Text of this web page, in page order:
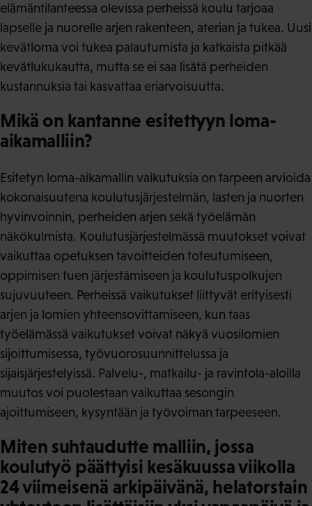
elämäntilanteessa olevissa perheissä koulu tarjoaa
lapselle ja nuorelle arjen rakenteen, aterian ja tukea. Uusi
kevätloma voi tukea palautumista ja katkaista pitkää
kevätlukukautta, mutta se ei saa lisätä perheiden
kustannuksia tai kasvattaa eriarvoisuutta.
Mikä on kantanne esitettyyn loma-
aikamalliin?
Esitetyn loma-aikamallin vaikutuksia on tarpeen arvioida
kokonaisuutena koulutusjärjestelmän, lasten ja nuorten
hyvinvoinnin, perheiden arjen sekä työelämän
näkökulmista. Koulutusjärjestelmässä muutokset voivat
vaikuttaa opetuksen tavoitteiden toteutumiseen,
oppimisen tuen järjestämiseen ja koulutuspolkujen
sujuvuuteen. Perheissä vaikutukset liittyvät erityisesti
arjen ja lomien yhteensovittamiseen, kun taas
työelämässä vaikutukset voivat näkyä vuosilomien
sijoittumisessa, työvuorosuunnittelussa ja
sijaisjärjestelyissä. Palvelu-, matkailu- ja ravintola-aloilla
muutos voi puolestaan vaikuttaa sesongin
ajoittumiseen, kysyntään ja työvoiman tarpeeseen.
Miten suhtaudutte malliin, jossa
koulutyö päättyisi kesäkuussa viikolla
24 viimeisenä arkipäivänä, helatorstain